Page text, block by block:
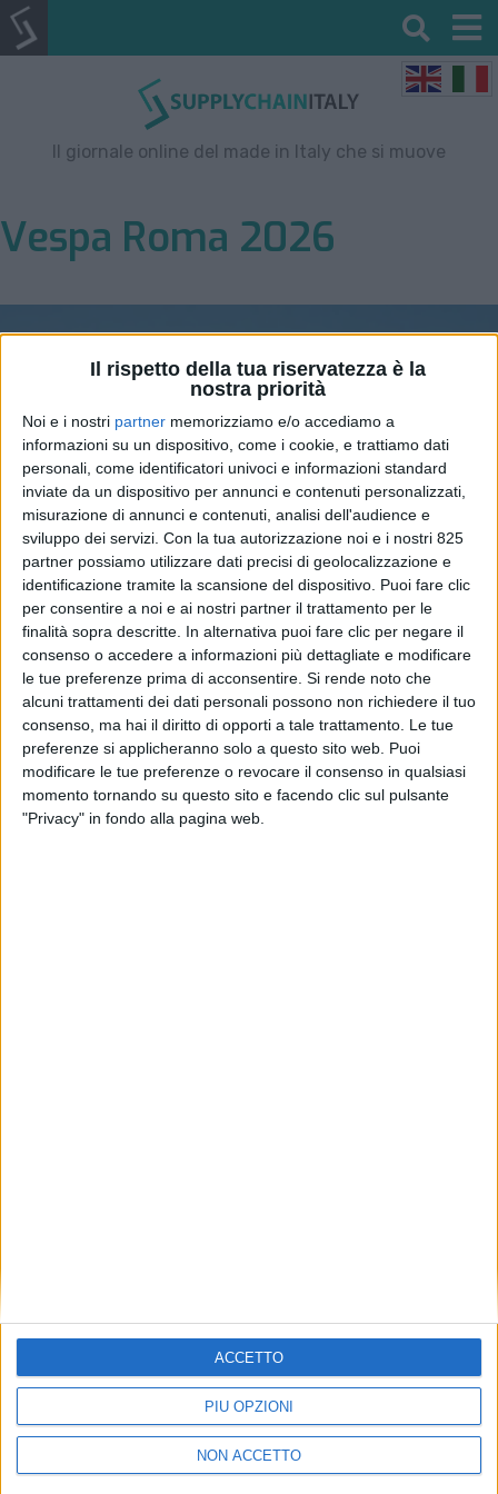
Il rispetto della tua riservatezza è la
nostra priorità
Noi e i nostri partner memorizziamo e/o accediamo a
informazioni su un dispositivo, come i cookie, e trattiamo dati
personali, come identificatori univoci e informazioni standard
inviate da un dispositivo per annunci e contenuti personalizzati,
misurazione di annunci e contenuti, analisi dell'audience e
sviluppo dei servizi. Con la tua autorizzazione noi e i nostri 825
partner possiamo utilizzare dati precisi di geolocalizzazione e
identificazione tramite la scansione del dispositivo. Puoi fare clic
per consentire a noi e ai nostri partner il trattamento per le
finalità sopra descritte. In alternativa puoi fare clic per negare il
consenso o accedere a informazioni più dettagliate e modificare
le tue preferenze prima di acconsentire. Si rende noto che
alcuni trattamenti dei dati personali possono non richiedere il tuo
consenso, ma hai il diritto di opporti a tale trattamento. Le tue
preferenze si applicheranno solo a questo sito web. Puoi
modificare le tue preferenze o revocare il consenso in qualsiasi
momento tornando su questo sito e facendo clic sul pulsante
"Privacy" in fondo alla pagina web.
PIÙ OPZIONI
NON ACCETTO
ACCETTO
Il giornale online del made in Italy che si muove
Vespa Roma 2026
Dsv partner logistico del maxi
raduno Vespa Roma 2026
LOGISTICA 16 GIUGNO 2026